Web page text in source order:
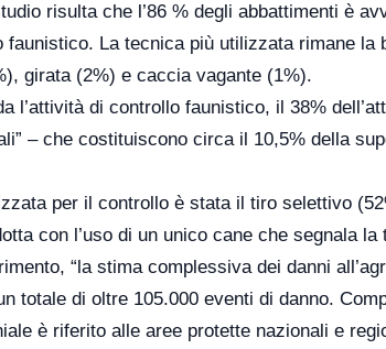
risulta che l’86 % degli abbattimenti è
faunistico. La tecnica più utilizzata rimane
girata (2%) e caccia vagante (1%).
l’attività di controllo faunistico, il 38%
– che costituiscono circa il 10,5% della
per il controllo è stata il tiro selettivo
con l’uso di un unico cane che segnala
“la stima complessiva dei danni
totale di oltre 105.000 eventi di danno.
è riferito alle aree protette nazionali e